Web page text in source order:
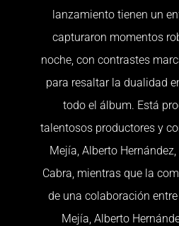
lanzamiento tienen un
capturaron momentos
noche, con contrastes
para resaltar la dualidad
todo el álbum. Está
talentosos productores y
Mejía, Alberto
Cabra, mientras que la
de una colaboración
Mejía, Alberto